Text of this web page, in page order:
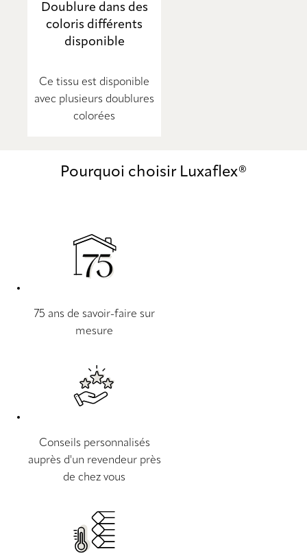
Doublure dans des
coloris différents
disponible
Ce tissu est disponible
avec plusieurs doublures
colorées
Pourquoi choisir Luxaflex®
75 ans de savoir-faire sur
mesure
Conseils personnalisés
auprès d'un revendeur près
de chez vous